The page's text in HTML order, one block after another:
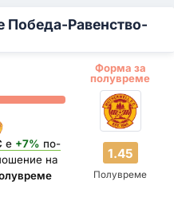
Победа-Равенство-
Форма за
полувреме
е +7% по-
на
1.45
Полувреме